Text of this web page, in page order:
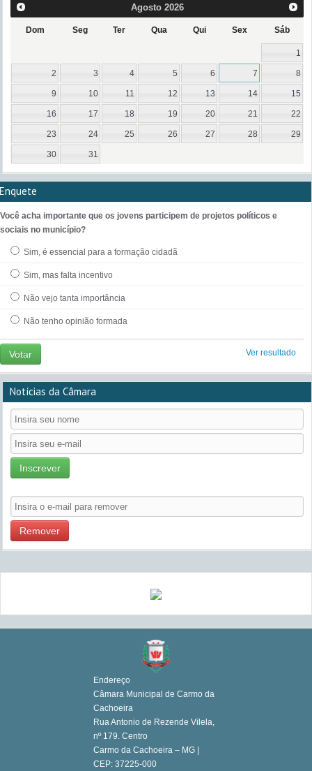
Agosto 2026
Dom Seg Ter Qua Qui Sex Sáb
1
2 3 4 5 6 7 8
9 10 11 12 13 14 15
16 17 18 19 20 21 22
23 24 25 26 27 28 29
30 31
Enquete
Você acha importante que os jovens participem de projetos políticos e
sociais no município?
Sim, é essencial para a formação cidadã
Sim, mas falta incentivo
Não vejo tanta importância
Não tenho opinião formada
Votar Ver resultado
Notícias da Câmara
Inscrever
Remover
Endereço
Câmara Municipal de Carmo da
Cachoeira
Rua Antonio de Rezende Vilela,
nº 179. Centro
Carmo da Cachoeira – MG |
CEP: 37225-000